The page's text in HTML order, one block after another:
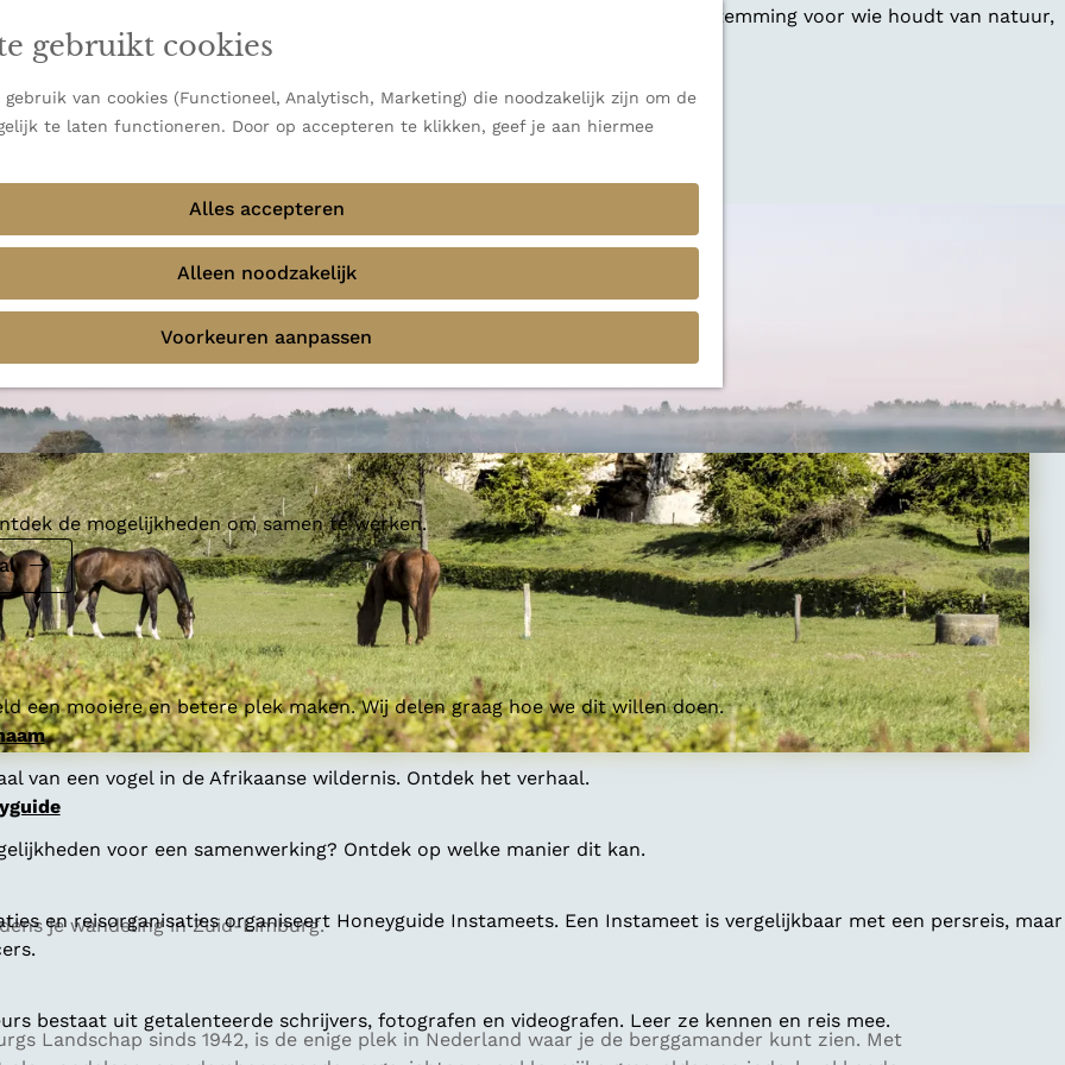
gebruikt cookies
van cookies (Functioneel, Analytisch, Marketing) die noodzakelijk zijn om de
te laten functioneren. Door op accepteren te klikken, geef je aan hiermee
Alles accepteren
Alleen noodzakelijk
Voorkeuren aanpassen
vooral bekend om zijn indrukwekkende Alpen, maar ook een veelzijdige bestemming voor wie houdt van natuur,
uitzichten.
de mogelijkheden om samen te werken.
een mooiere en betere plek maken. Wij delen graag hoe we dit willen doen.
van een vogel in de Afrikaanse wildernis. Ontdek het verhaal.
voor een samenwerking? Ontdek op welke manier dit kan.
en reisorganisaties organiseert Honeyguide Instameets. Een Instameet is vergelijkbaar met een persreis, maar
bestaat uit getalenteerde schrijvers, fotografen en videografen. Leer ze kennen en reis mee.
je wandeling in Zuid-Limburg.
Landschap sinds 1942, is de enige plek in Nederland waar je de berggamander kunt zien. Met